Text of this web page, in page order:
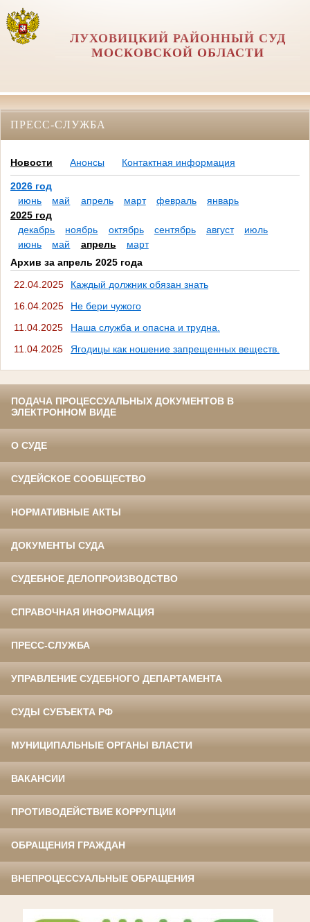
ЛУХОВИЦКИЙ РАЙОННЫЙ СУД
МОСКОВСКОЙ ОБЛАСТИ
ПРЕСС-СЛУЖБА
Новости Анонсы Контактная информация
2026 год
июнь
май апрель март февраль
январь
2025 год
декабрь
ноябрь октябрь сентябрь август
июль
июнь
май апрель
март
Архив за апрель 2025 года
22.04.2025
Каждый должник обязан знать
16.04.2025
Не бери чужого
11.04.2025
Наша служба и опасна и трудна.
11.04.2025
Ягодицы как ношение запрещенных веществ.
ПОДАЧА ПРОЦЕССУАЛЬНЫХ ДОКУМЕНТОВ В
ЭЛЕКТРОННОМ ВИДЕ
О СУДЕ
СУДЕЙСКОЕ СООБЩЕСТВО
НОРМАТИВНЫЕ АКТЫ
ДОКУМЕНТЫ СУДА
СУДЕБНОЕ ДЕЛОПРОИЗВОДСТВО
СПРАВОЧНАЯ ИНФОРМАЦИЯ
ПРЕСС-СЛУЖБА
УПРАВЛЕНИЕ СУДЕБНОГО ДЕПАРТАМЕНТА
СУДЫ СУБЪЕКТА РФ
МУНИЦИПАЛЬНЫЕ ОРГАНЫ ВЛАСТИ
ВАКАНСИИ
ПРОТИВОДЕЙСТВИЕ КОРРУПЦИИ
ОБРАЩЕНИЯ ГРАЖДАН
ВНЕПРОЦЕССУАЛЬНЫЕ ОБРАЩЕНИЯ